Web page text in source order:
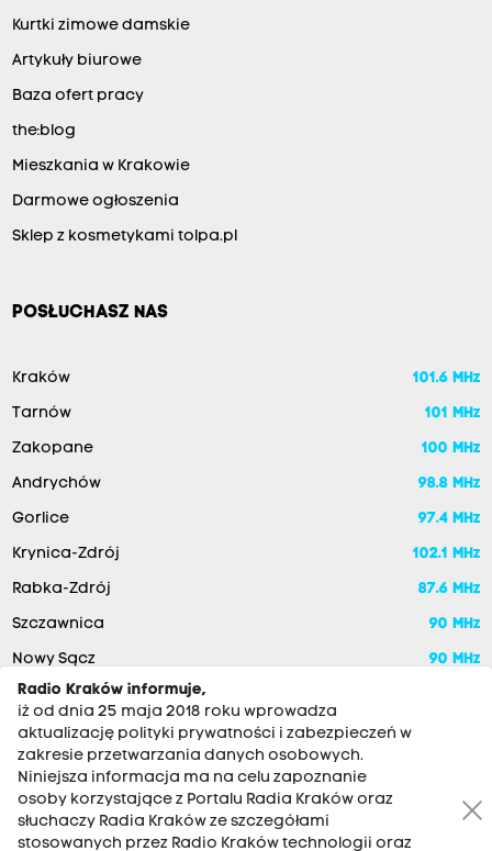
—
M
a
r
e
d
l
a
(
d
e
l
a
M
a
r
e
k
)
Kurtki zimowe damskie
Artykuły biurowe
Baza ofert pracy
the:blog
Mieszkania w Krakowie
Darmowe ogłoszenia
Sklep z kosmetykami tolpa.pl
POSŁUCHASZ NAS
Kraków 101.6 MHz
Tarnów 101 MHz
Zakopane 100 MHz
Andrychów 98.8 MHz
Gorlice 97.4 MHz
Krynica-Zdrój 102.1 MHz
Rabka-Zdrój 87.6 MHz
Szczawnica 90 MHz
Nowy Sącz
90 MHz
Radio Kraków informuje,
iż od dnia 25 maja 2018 roku wprowadza
aktualizację polityki prywatności i zabezpieczeń w
zakresie przetwarzania danych osobowych.
Niniejsza informacja ma na celu zapoznanie
osoby korzystające z Portalu Radia Kraków oraz
słuchaczy Radia Kraków ze szczegółami
stosowanych przez Radio Kraków technologii oraz